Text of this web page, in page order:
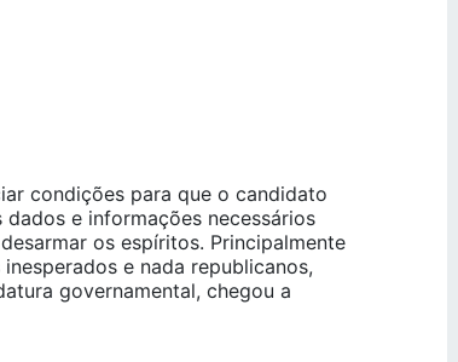
condições para que o candidato
e informações necessários
os espíritos. Principalmente
e nada republicanos,
governamental, chegou a